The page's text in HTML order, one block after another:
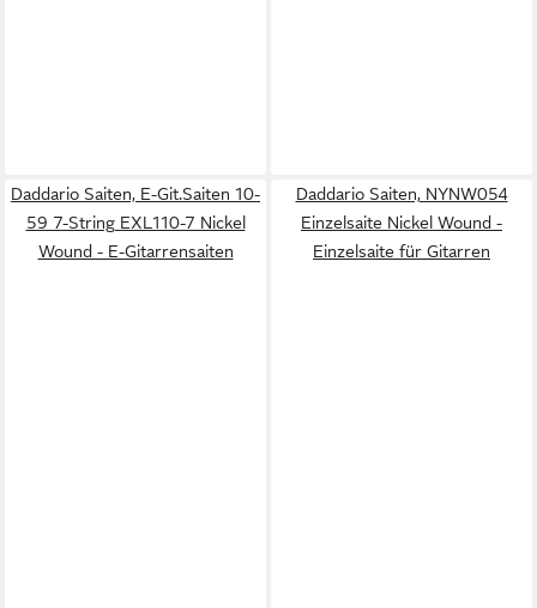
Daddario Saiten, E-Git.Saiten 10-
59 7-String EXL110-7 Nickel
Wound - E-Gitarrensaiten
Daddario Saiten, NYNW054
Einzelsaite Nickel Wound -
Einzelsaite für Gitarren